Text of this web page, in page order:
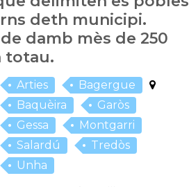
deth municipi.
damb mès de 250
totau.
Arties
Bagergue
Baquèira
Garòs
Gessa
Montgarri
Salardú
Tredòs
Unha